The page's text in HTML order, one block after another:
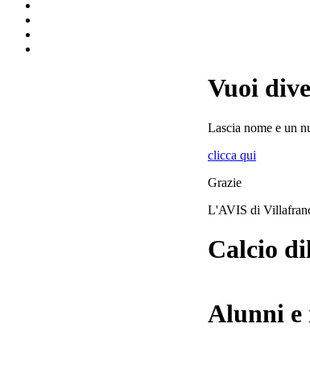
Vuoi
Lascia nome e un
clicca qui
Grazie
L'AVIS di
Calcio
Alunni e